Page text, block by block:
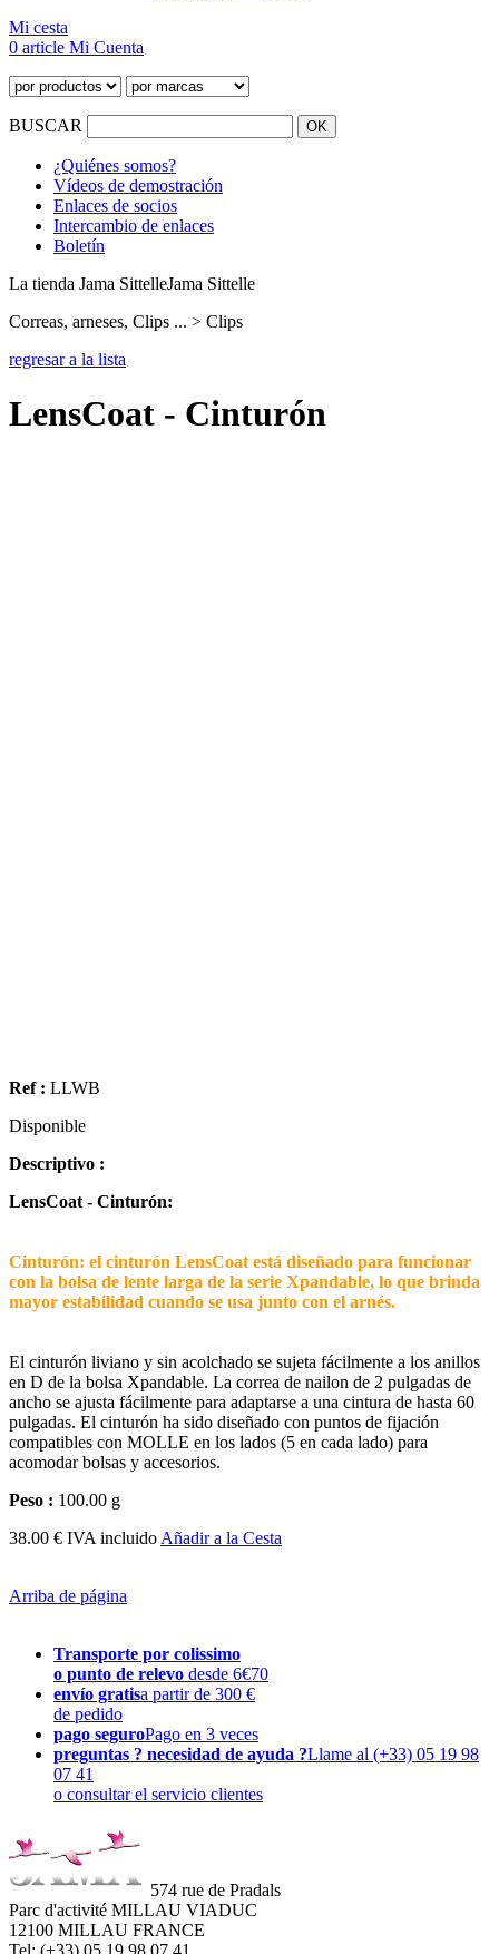
Mi cesta
0 article Mi Cuenta
BUSCAR
¿Quiénes somos?
Vídeos de demostración
Enlaces de socios
Intercambio de enlaces
Boletín
La tienda Jama SittelleJama Sittelle
Correas, arneses, Clips ... > Clips
regresar a la lista
LensCoat - Cinturón
Ref : LLWB
Disponible
Descriptivo :
LensCoat - Cinturón:
Cinturón: el cinturón LensCoat está diseñado para funcionar
con la bolsa de lente larga de la serie Xpandable, lo que brinda
mayor estabilidad cuando se usa junto con el arnés.
El cinturón liviano y sin acolchado se sujeta fácilmente a los anillos
en D de la bolsa Xpandable. La correa de nailon de 2 pulgadas de
ancho se ajusta fácilmente para adaptarse a una cintura de hasta 60
pulgadas. El cinturón ha sido diseñado con puntos de fijación
compatibles con MOLLE en los lados (5 en cada lado) para
acomodar bolsas y accesorios.
Peso : 100.00 g
38.00 € IVA incluido Añadir a la Cesta
Arriba de página
Transporte por colissimo
o punto de relevo desde 6€70
envío gratisa partir de 300 €
de pedido
pago seguroPago en 3 veces
preguntas ? necesidad de ayuda ?Llame al (+33) 05 19 98
07 41
o consultar el servicio clientes
574 rue de Pradals
Parc d'activité MILLAU VIADUC
12100 MILLAU FRANCE
Tel: (+33) 05 19 98 07 41